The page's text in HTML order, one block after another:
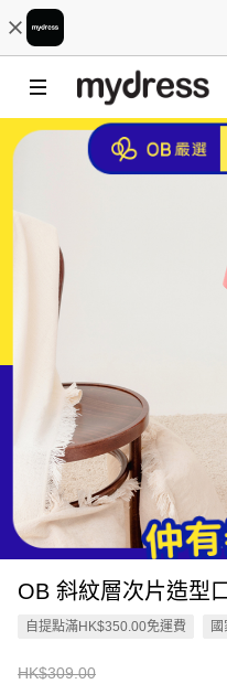
OB 斜紋層次片造型
自提點滿HK$350.00免運費
HK$309.00